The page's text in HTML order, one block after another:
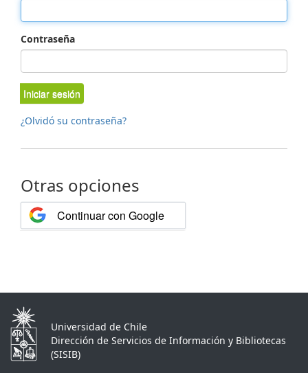
Contraseña
Iniciar sesión
¿Olvidó su contraseña?
Otras opciones
Continuar con Google
Universidad de Chile
Dirección de Servicios de Información y Bibliotecas
(SISIB)